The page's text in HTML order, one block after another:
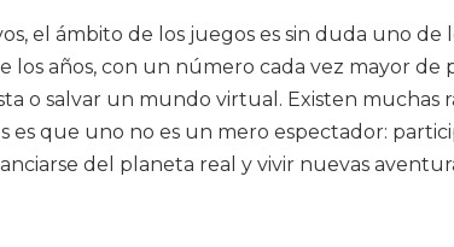
el ámbito de los juegos es sin duda uno
años, con un número cada vez mayor de
o salvar un mundo virtual. Existen muchas
que uno no es un mero espectador:
del planeta real y vivir nuevas